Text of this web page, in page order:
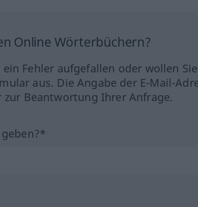
Online Wörterbüchern?
Fehler aufgefallen oder wollen
aus. Die Angabe der E-Mail-
Beantwortung Ihrer Anfrage.